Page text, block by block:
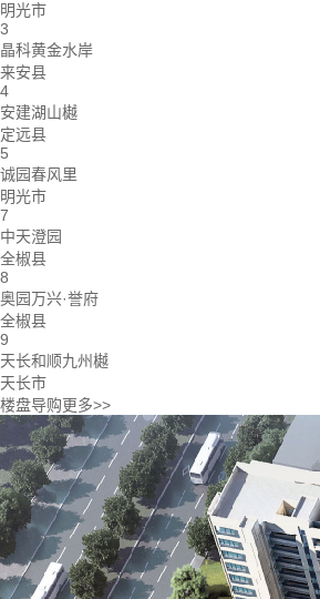
明光市
3
晶科黄金水岸
来安县
4
安建湖山樾
定远县
5
诚园春风里
明光市
7
中天澄园
全椒县
8
奥园万兴·誉府
全椒县
9
天长和顺九州樾
天长市
楼盘导购更多>>